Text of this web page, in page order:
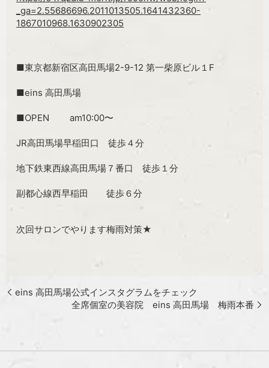
_ga=2.55686696.2011013505.1641432360-
1867010968.1630902305
■東京都新宿区高田馬場2-9-12 第一柴原ビル１F
■eins 高田馬場
■OPEN am10:00〜
JR高田馬場早稲田口 徒歩４分
地下鉄東西線高田馬場７番口 徒歩１分
副都心線西早稲田 徒歩６分
次回サロンでやります梅雨対策★
eins 高田馬場公式インスタグラムをチェック
全席個室の美容院 eins 高田馬場 梅雨本番